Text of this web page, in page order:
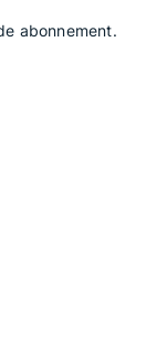
abonnement.